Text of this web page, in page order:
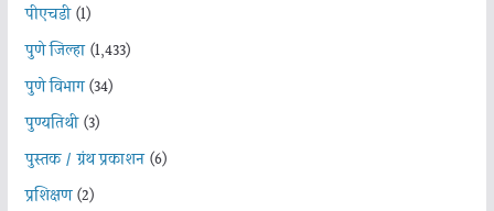
पीएचडी(1)
पुणे जिल्हा(1,433)
पुणे विभाग(34)
पुण्यतिथी(3)
पुस्तक / ग्रंथ प्रकाशन(6)
प्रशिक्षण(2)